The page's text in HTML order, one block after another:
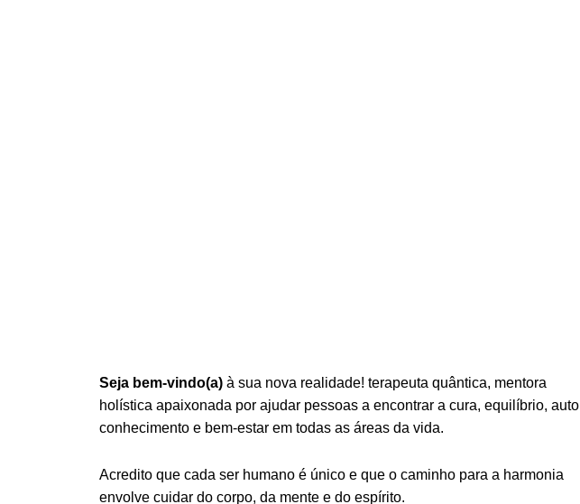
Seja bem-vindo(a) à sua nova realidade! terapeuta quântica, mentora
holística apaixonada por ajudar pessoas a encontrar a cura, equilíbrio, auto
conhecimento e bem-estar em todas as áreas da vida.
Acredito que cada ser humano é único e que o caminho para a harmonia
envolve cuidar do corpo, da mente e do espírito.